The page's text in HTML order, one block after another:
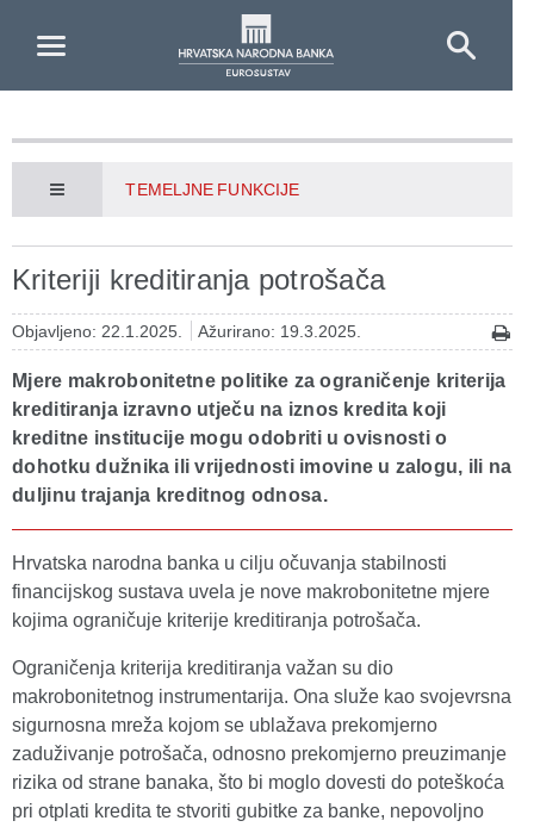
TEMELJNE FUNKCIJE
Kriteriji kreditiranja potrošača
Objavljeno: 22.1.2025. Ažurirano: 19.3.2025.
Mjere makrobonitetne politike za ograničenje kriterija
kreditiranja izravno utječu na iznos kredita koji
kreditne institucije mogu odobriti u ovisnosti o
dohotku dužnika ili vrijednosti imovine u zalogu, ili na
duljinu trajanja kreditnog odnosa.
Hrvatska narodna banka u cilju očuvanja stabilnosti
financijskog sustava uvela je nove makrobonitetne mjere
kojima ograničuje kriterije kreditiranja potrošača.
Ograničenja kriterija kreditiranja važan su dio
makrobonitetnog instrumentarija. Ona služe kao svojevrsna
sigurnosna mreža kojom se ublažava prekomjerno
zaduživanje potrošača, odnosno prekomjerno preuzimanje
rizika od strane banaka, što bi moglo dovesti do poteškoća
pri otplati kredita te stvoriti gubitke za banke, nepovoljno